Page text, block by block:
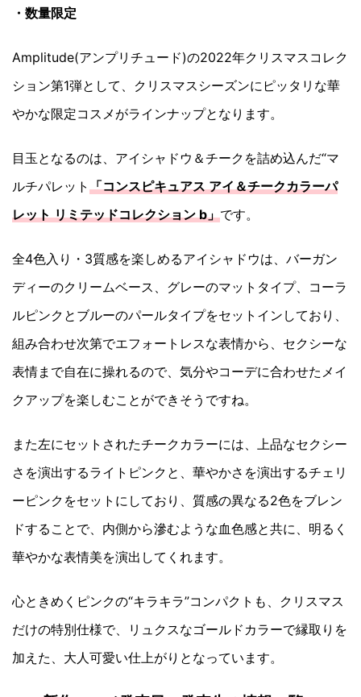
・数量限定
Amplitude(アンプリチュード)の2022年クリスマスコレク
ション第1弾として、クリスマスシーズンにピッタリな華
やかな限定コスメがラインナップとなります。
目玉となるのは、アイシャドウ＆チークを詰め込んだ“マ
ルチパレット 「コンスピキュアス アイ＆チークカラーパ
レット リミテッドコレクション b」です。
全4色入り・3質感を楽しめるアイシャドウは、バーガン
ディーのクリームベース、グレーのマットタイプ、コーラ
ルピンクとブルーのパールタイプをセットインしており、
組み合わせ次第でエフォートレスな表情から、セクシーな
表情まで自在に操れるので、気分やコーデに合わせたメイ
クアップを楽しむことができそうですね。
また左にセットされたチークカラーには、上品なセクシー
さを演出するライトピンクと、華やかさを演出するチェリ
ーピンクをセットにしており、質感の異なる2色をブレン
ドすることで、内側から滲むような血色感と共に、明るく
華やかな表情美を演出してくれます。
心ときめくピンクの“キラキラ”コンパクトも、クリスマス
だけの特別仕様で、リュクスなゴールドカラーで縁取りを
加えた、大人可愛い仕上がりとなっています。